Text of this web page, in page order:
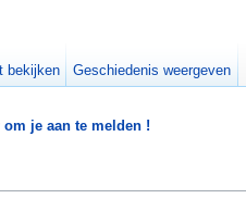
je aan te melden !
bekijken Geschiedenis weergeven